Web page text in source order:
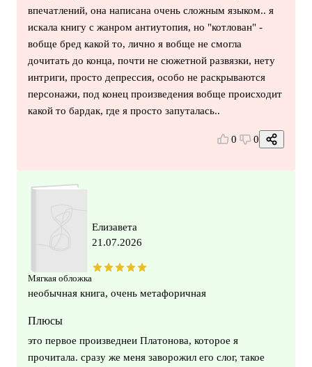
впечатлений, она написана очень сложным языком.. я
искала книгу с жанром антиутопия, но "котлован" -
вобще бред какой то, лично я вобще не смогла
дочитать до конца, почти не сюжетной развязки, нету
интриги, просто депрессия, особо не раскрываются
персонажи, под конец произведения вобще происходит
какой то бардак, где я просто запуталась..
0 0
Мягкая обложка
Елизавета
21.07.2026
необычная книга, очень метафоричная
Плюсы
это первое произведнеи Платонова, которое я
прочитала. сразу же меня заворожил его слог, такое